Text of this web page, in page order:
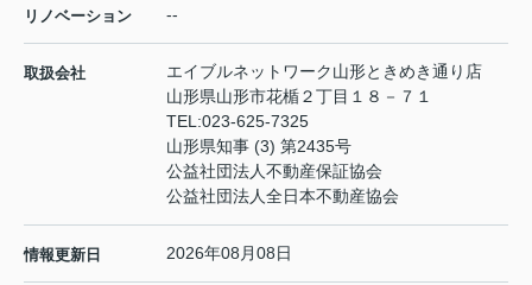
リノベーション --
取扱会社
エイブルネットワーク山形ときめき通り店
山形県山形市花楯２丁目１８－７１
TEL:023-625-7325
山形県知事 (3) 第2435号
公益社団法人不動産保証協会
公益社団法人全日本不動産協会
情報更新日 2026年08月08日